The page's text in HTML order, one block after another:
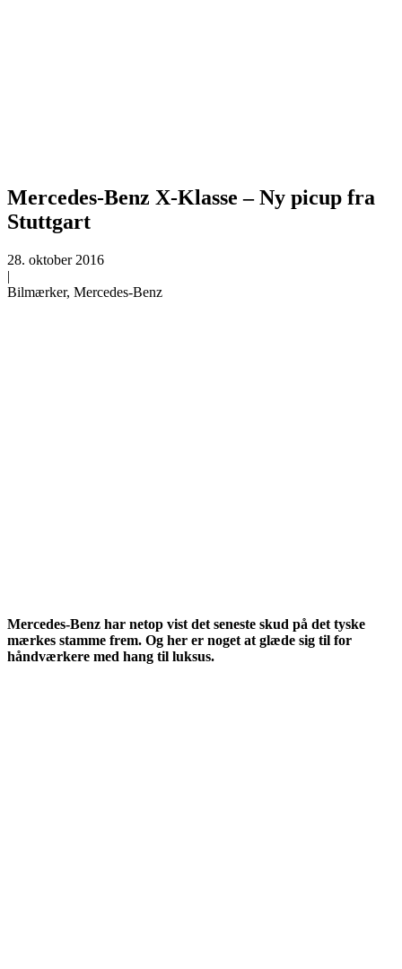
Mercedes-Benz X-Klasse – Ny picup fra
Stuttgart
28. oktober 2016
|
Bilmærker, Mercedes-Benz
Mercedes-Benz har netop vist det seneste skud på det tyske
mærkes stamme frem. Og her er noget at glæde sig til for
håndværkere med hang til luksus.